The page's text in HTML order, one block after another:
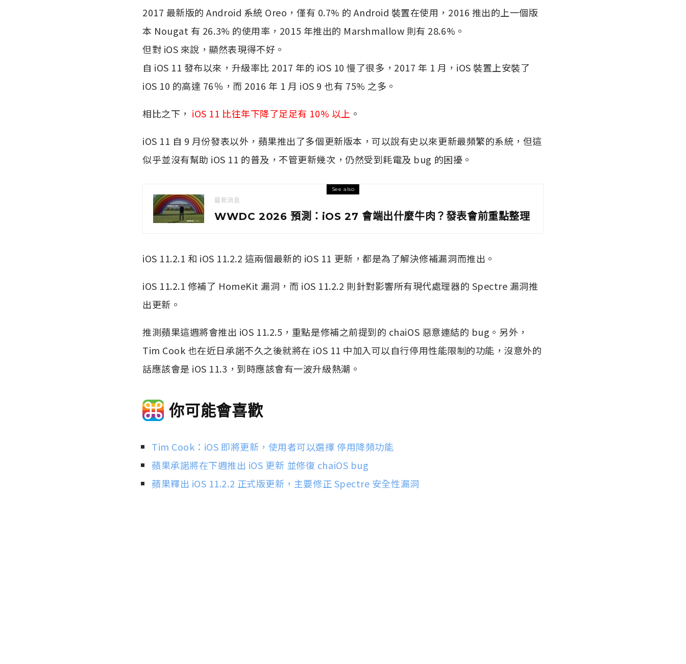
2017 最新版的 Android 系統 Oreo，僅有 0.7% 的 Android 裝置在使用，2016 推出的上一個版
本 Nougat 有 26.3% 的使用率，2015 年推出的 Marshmallow 則有 28.6%。
但對 iOS 來說，顯然表現得不好。
自 iOS 11 發布以來，升級率比 2017 年的 iOS 10 慢了很多，2017 年 1 月，iOS 裝置上安裝了
iOS 10 的高達 76％，而 2016 年 1 月 iOS 9 也有 75% 之多。
相比之下， iOS 11 比往年下降了足足有 10% 以上 。
iOS 11 自 9 月份發表以外，蘋果推出了多個更新版本，可以說有史以來更新最頻繁的系統，但這
似乎並沒有幫助 iOS 11 的普及，不管更新幾次，仍然受到耗電及 bug 的困擾。
See also
最新消息
WWDC 2026 預測：iOS 27 會端出什麼牛肉？發表會前重點整理
iOS 11.2.1 和 iOS 11.2.2 這兩個最新的 iOS 11 更新，都是為了解決修補漏洞而推出。
iOS 11.2.1 修補了 HomeKit 漏洞，而 iOS 11.2.2 則針對影響所有現代處理器的 Spectre 漏洞推
出更新。
推測蘋果這週將會推出 iOS 11.2.5，重點是修補之前提到的 chaiOS 惡意連結的 bug。另外，
Tim Cook 也在近日承諾不久之後就將在 iOS 11 中加入可以自行停用性能限制的功能，沒意外的
話應該會是 iOS 11.3，到時應該會有一波升級熱潮。
你可能會喜歡
Tim Cook：iOS 即將更新，使用者可以選擇 停用降頻功能
蘋果承諾將在下週推出 iOS 更新 並修復 chaiOS bug
蘋果釋出 iOS 11.2.2 正式版更新，主要修正 Spectre 安全性漏洞